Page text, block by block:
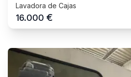
Lavadora de Cajas
16.000 €